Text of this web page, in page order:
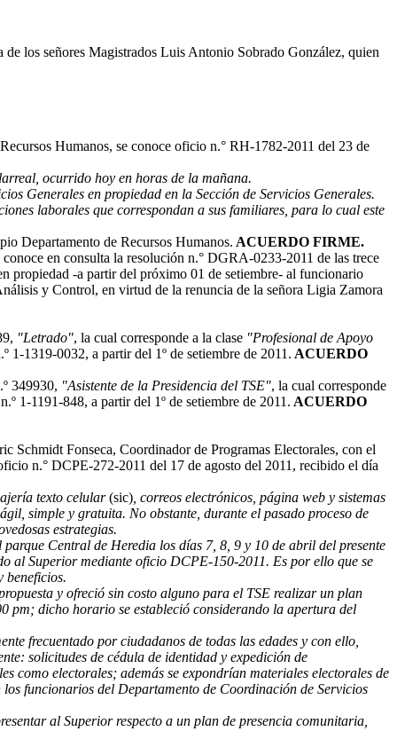
los señores Magistrados Luis Antonio Sobrado González, quien
Humanos, se conoce oficio n.° RH-1782-2011 del 23 de
ocurrido hoy en horas de la mañana.
Generales en propiedad en la Sección de Servicios Generales.
laborales que correspondan a sus familiares, para lo cual este
Departamento de Recursos Humanos. ACUERDO FIRME.
en consulta la resolución n.° DGRA-0233-2011 de las trece
propiedad -a partir del próximo 01 de setiembre- al funcionario
y Control, en virtud de la renuncia de la señora Ligia Zamora
"Letrado", la cual corresponde a la clase "Profesional de Apoyo
1-1319-0032, a partir del 1º de setiembre de 2011. ACUERDO
349930, "Asistente de la Presidencia del TSE", la cual corresponde
1-1191-848, a partir del 1º de setiembre de 2011. ACUERDO
Schmidt Fonseca, Coordinador de Programas Electorales, con el
n.° DCPE-272-2011 del 17 de agosto del 2011, recibido el día
texto celular(sic) , correos electrónicos, página web y sistemas
simple y gratuita. No obstante, durante el pasado proceso de
estrategias.
Central de Heredia los días 7, 8, 9 y 10 de abril del presente
al Superior mediante oficio DCPE-150-2011. Es por ello que se
beneficios.
y ofreció sin costo alguno para el TSE realizar un plan
pm; dicho horario se estableció considerando la apertura del
frecuentado por ciudadanos de todas las edades y con ello,
solicitudes de cédula de identidad y expedición de
como electorales; además se expondrían materiales electorales de
funcionarios del Departamento de Coordinación de Servicios
al Superior respecto a un plan de presencia comunitaria,